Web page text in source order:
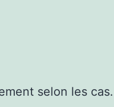
selon les cas.